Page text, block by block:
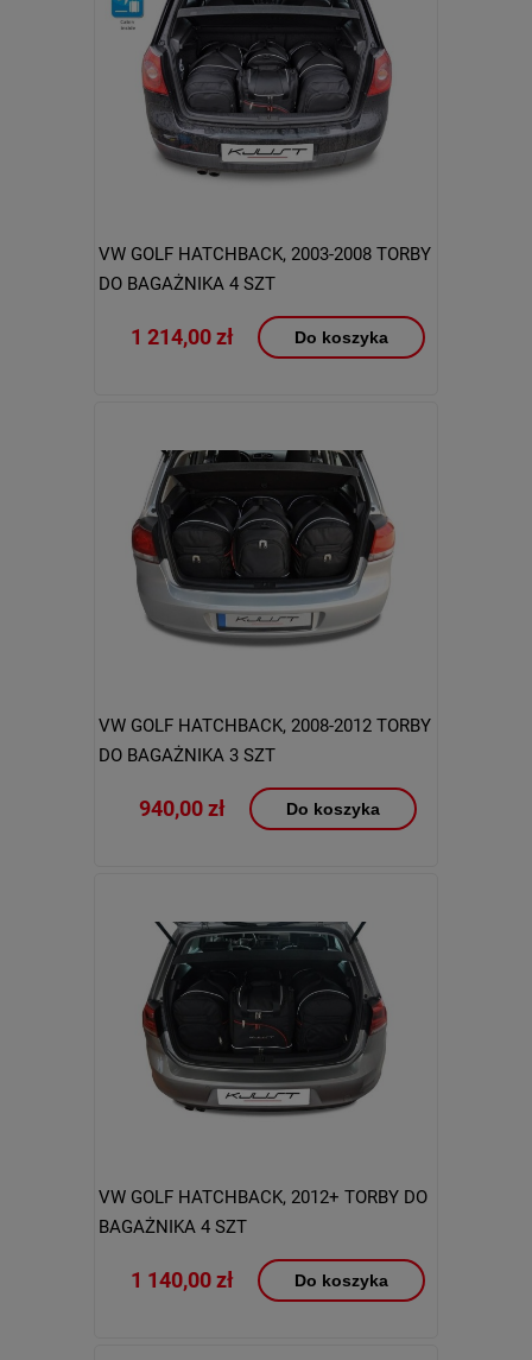
VW GOLF HATCHBACK, 2003-2008 TORBY
DO BAGAŻNIKA 4 SZT
1 214,00 zł Do koszyka
VW GOLF HATCHBACK, 2008-2012 TORBY
DO BAGAŻNIKA 3 SZT
940,00 zł Do koszyka
VW GOLF HATCHBACK, 2012+ TORBY DO
BAGAŻNIKA 4 SZT
1 140,00 zł Do koszyka